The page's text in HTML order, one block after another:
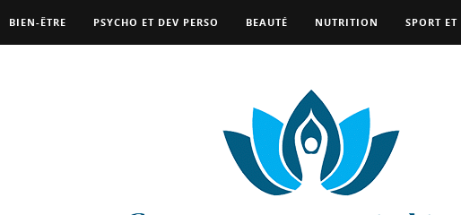
BIEN-ÊTRE PSYCHO ET DEV PERSO BEAUTÉ NUTRITION SPORT ET